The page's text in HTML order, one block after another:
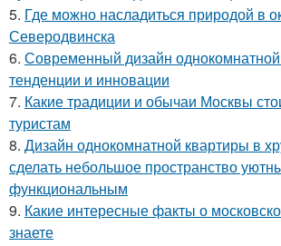
5. Где можно насладиться природой в
Северодвинска
6. Современный дизайн
тенденции и инновации
7. Какие традиции и обычаи Москвы
туристам
8. Дизайн однокомнатной квартиры в
сделать небольшое пространство
функциональным
9. Какие интересные факты о
знаете